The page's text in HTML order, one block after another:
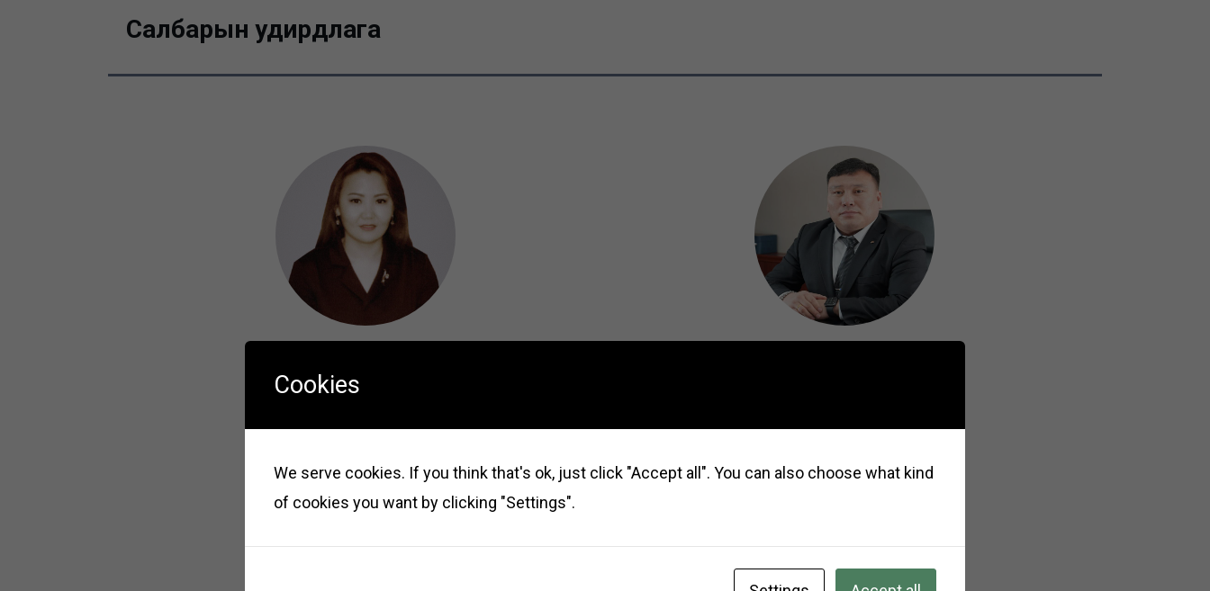
Салбарын удирдлага
Албан тушаал
Багануур салбарын дарга Хэнтий салбарын дарга
Cookies
We serve cookies. If you think that's ok, just click "Accept all". You can also choose what kind
of cookies you want by clicking "Settings".